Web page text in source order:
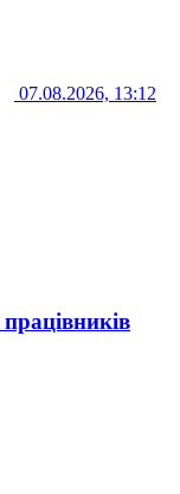
07.08.2026, 13:12